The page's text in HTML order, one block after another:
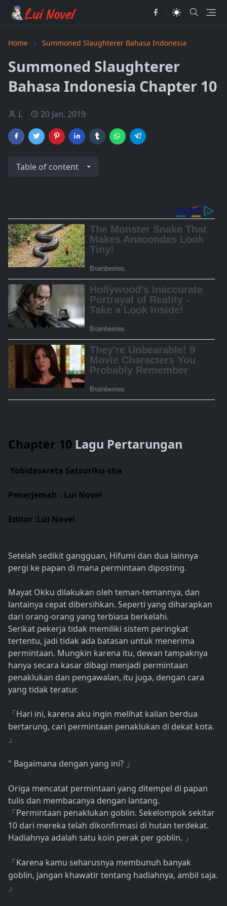
Home Summoned Slaughterer Bahasa Indonesia
Summoned Slaughterer
Bahasa Indonesia Chapter 10
L 20 Jan, 2019
Table of content
Chapter 10 Lagu Pertarungan
Yobidasareta Satsuriku-sha
Penerjemah : Lui Novel
Editor :Lui Novel
Setelah sedikit gangguan, Hifumi dan dua lainnya
pergi ke papan di mana permintaan diposting.
Mayat Okku dilakukan oleh teman-temannya, dan
lantainya cepat dibersihkan. Seperti yang diharapkan
dari orang-orang yang terbiasa berkelahi.
Serikat pekerja tidak memiliki sistem peringkat
tertentu, jadi tidak ada batasan untuk menerima
permintaan. Mungkin karena itu, dewan tampaknya
hanya secara kasar dibagi menjadi permintaan
penaklukan dan pengawalan, itu juga, dengan cara
yang tidak teratur.
「 Hari ini, karena aku ingin melihat kalian berdua
bertarung, cari permintaan penaklukan di dekat kota.
」
" Bagaimana dengan yang ini? 」
Origa mencatat permintaan yang ditempel di papan
tulis dan membacanya dengan lantang.
「 Permintaan penaklukan goblin. Sekelompok sekitar
10 dari mereka telah dikonfirmasi di hutan terdekat.
Hadiahnya adalah satu koin perak per goblin.
」
「 Karena kamu seharusnya membunuh banyak
goblin, jangan khawatir tentang hadiahnya, ambil saja.
」